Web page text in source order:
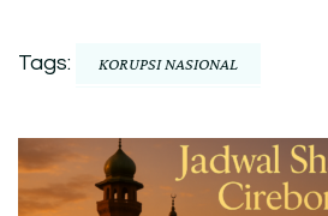
Tags: KORUPSI NASIONAL
Post